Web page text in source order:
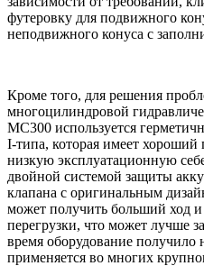
футеровку для подвижного
неподвижного конуса с
Кроме того, для решения
многоцилиндровой
MC300 используется
I-типа, которая имеет
низкую эксплуатационную
двойной системой защиты
клапана с оригинальным
может получить больший ход
перегрузки, что может лучше
время оборудование получило
применяется во многих